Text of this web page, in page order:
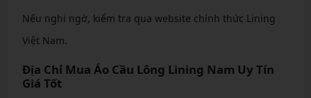
Nếu nghi ngờ, kiểm tra qua website chính thức Lining
Việt Nam.
Địa Chỉ Mua Áo Cầu Lông Lining Nam Uy Tín
Giá Tốt